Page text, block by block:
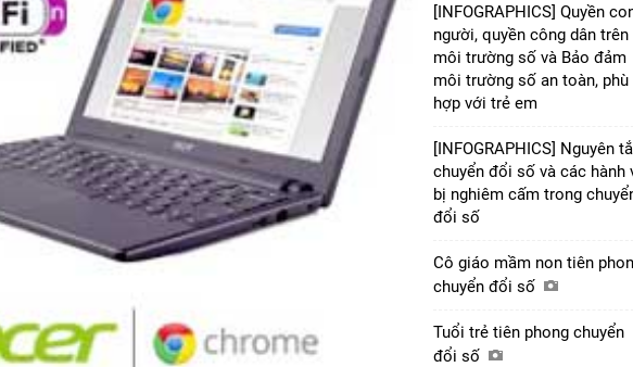
[INFOGRAPHICS] Quyền
người, quyền công dân trên
môi trường số và Bảo đảm
môi trường số an toàn, phù
hợp với trẻ em
[INFOGRAPHICS] Nguyên
chuyển đổi số và các hành
bị nghiêm cấm trong
đổi số
Cô giáo mầm non tiên
chuyển đổi số
Tuổi trẻ tiên phong chuyển
đổi số